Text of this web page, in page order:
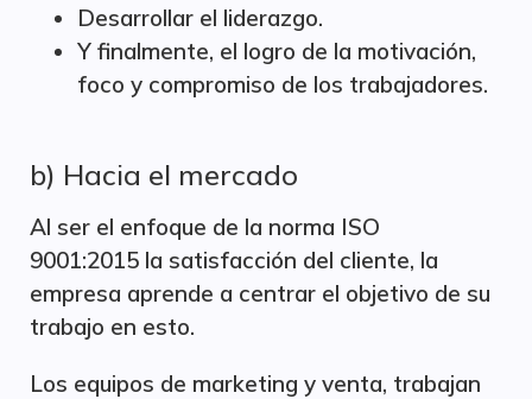
Desarrollar el liderazgo.
Y finalmente, el logro de la motivación,
foco y compromiso de los trabajadores.
b) Hacia el mercado
Al ser el enfoque de la norma ISO
9001:2015 la satisfacción del cliente, la
empresa aprende a centrar el objetivo de su
trabajo en esto.
Los equipos de marketing y venta, trabajan